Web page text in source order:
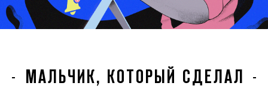
МАЛЬЧИК, КОТОРЫЙ СДЕЛАЛ